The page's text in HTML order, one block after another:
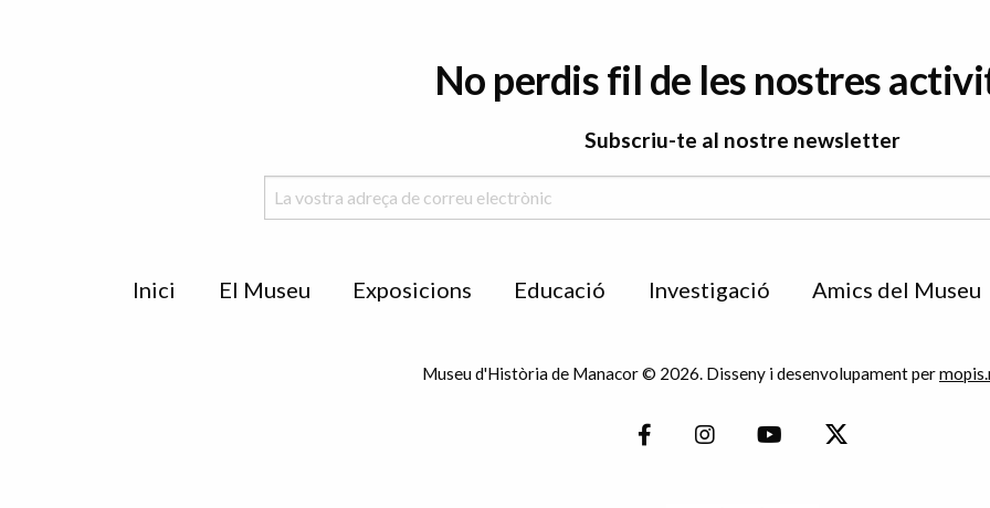
No perdis fil de les nostres
Subscriu-te al nostre newsletter
Inici El Museu Exposicions Educació Investigació Amics del Museu
Museu d'Història de Manacor © 2026. Disseny i desenvolupament per